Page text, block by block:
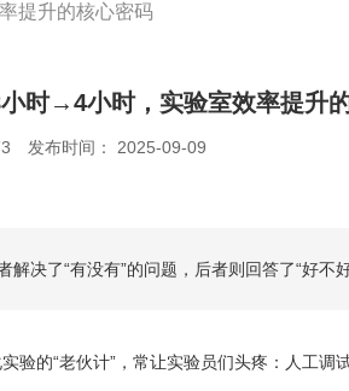
提升的核心密码
时→4小时，实验室效率提升
发布时间： 2025-09-09
决了“有没有”的问题，后者则回答了“好不
验的“老伙计”，常让实验员们头疼：人工